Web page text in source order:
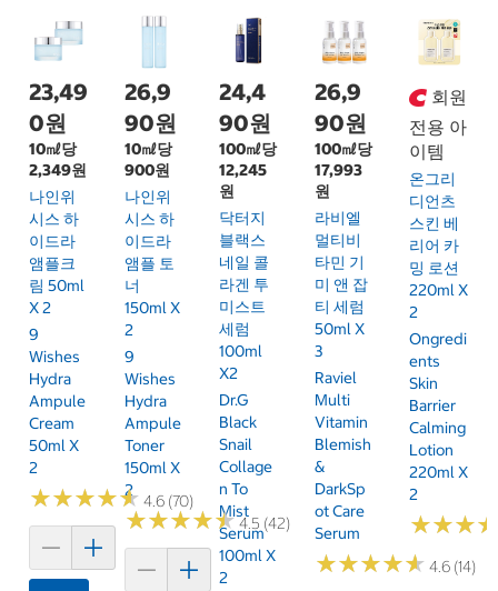
23,49
0원
10㎖당
2,349원
나인위
시스 하
이드라
앰플크
림 50ml
X 2
9
Wishes
Hydra
Ampule
Cream
50ml X
2
★★★★★
★★★★★ 4.6 (70)
26,9
90원
10㎖당
900원
나인위
시스 하
이드라
앰플 토
너
150ml X
2
9
Wishes
Hydra
Ampule
Toner
150ml X
2
★★★★★
★★★★★4.5 (42)
24,4
90원
100㎖당
12,245
원
닥터지
블랙스
네일 콜
라겐 투
미스트
세럼
100ml
X2
Dr.G
Black
Snail
Collage
N To
Mist
Serum
100ml X
2
26,9
90원
100㎖당
17,993
원
라비엘
멀티비
타민 기
미 앤 잡
티 세럼
50ml X
3
Raviel
Multi
Vitamin
Blemish
&
DarkSp
Ot Care
Serum
★★★★★
★★★★★ 4.6 (14)
회원
전용 아
이템
온그리
디언츠
스킨 베
리어 카
밍 로션
220ml X
2
Ongredi
Ents
Skin
Barrier
Calming
Lotion
220ml X
2
★★★
★★★